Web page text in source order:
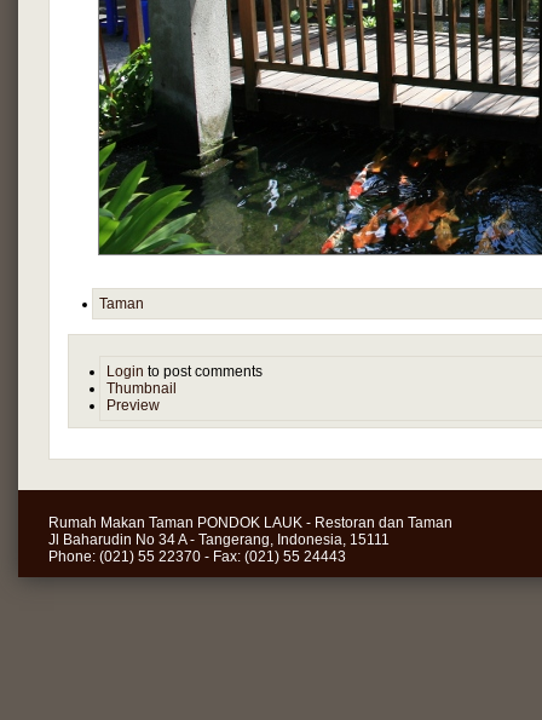
Taman
Login to post comments
Thumbnail
Preview
Rumah Makan Taman PONDOK LAUK - Restoran dan Taman
Jl Baharudin No 34 A - Tangerang, Indonesia, 15111
Phone: (021) 55 22370 - Fax: (021) 55 24443